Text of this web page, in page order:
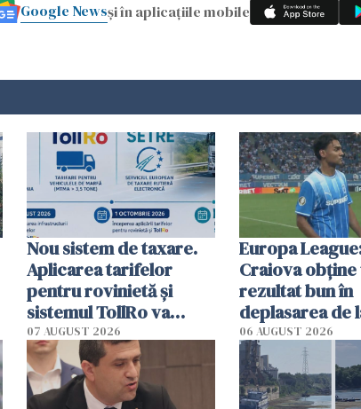
Google Newsși în aplicațiile mobile
Nou sistem de taxare.
Aplicarea tarifelor
pentru rovinietă şi
sistemul TollRo va
începe la 1 octombrie
07 AUGUST 2026
Europa
Craiova obține
rezultat bun în
deplasarea de
06 AUGUST 2026